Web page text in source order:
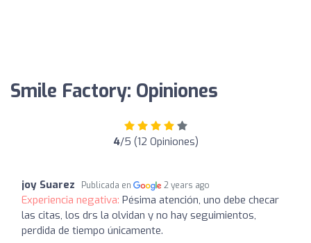
Smile Factory: Opiniones
4/5 (12 Opiniones)
joy Suarez Publicada en 2 years ago
Experiencia negativa: Pésima atención, uno debe checar
las citas, los drs la olvidan y no hay seguimientos,
perdida de tiempo únicamente.